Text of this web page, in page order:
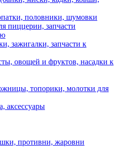
половники, шумовки
пиццерии, запчасти
зажигалки, запчасти к
овощей и фруктов, насадки к
топорики, молотки для
аксессуары
противни, жаровни